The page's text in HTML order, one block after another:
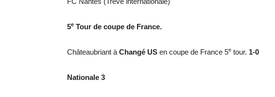
5e Tour de coupe de France.
Châteaubriant à Changé US en coupe de France 5e tour. 1-0
Nationale 3